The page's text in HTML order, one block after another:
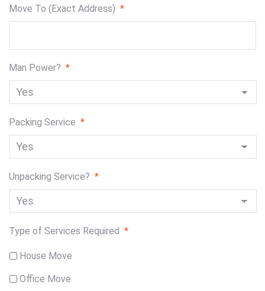
Move To (Exact Address) *
Man Power? *
Packing Service *
Unpacking Service? *
Type of Services Required *
House Move
Office Move